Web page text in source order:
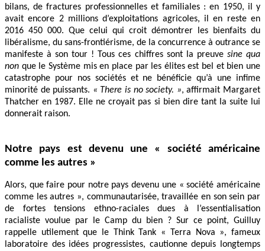
bilans, de fractures professionnelles et familiales : en 1950, il y
avait encore 2 millions d’exploitations agricoles, il en reste en
2016 450 000. Que celui qui croit démontrer les bienfaits du
libéralisme, du sans-frontiérisme, de la concurrence à outrance se
manifeste à son tour ! Tous ces chiffres sont la preuve sine qua
non que le Système mis en place par les élites est bel et bien une
catastrophe pour nos sociétés et ne bénéficie qu’à une infime
minorité de puissants. « There is no society. », affirmait Margaret
Thatcher en 1987. Elle ne croyait pas si bien dire tant la suite lui
donnerait raison.
Notre pays est devenu une « société américaine
comme les autres »
Alors, que faire pour notre pays devenu une « société américaine
comme les autres », communautarisée, travaillée en son sein par
de fortes tensions ethno-raciales dues à l’essentialisation
racialiste voulue par le Camp du bien ? Sur ce point, Guilluy
rappelle utilement que le Think Tank « Terra Nova », fameux
laboratoire des idées progressistes, cautionne depuis longtemps